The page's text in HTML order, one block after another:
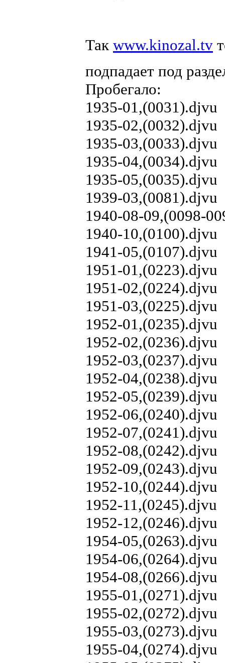
Так www.kinozal.tv
подпадает под
Пробегало:
1935-01,(0031).djvu
1935-02,(0032).djvu
1935-03,(0033).djvu
1935-04,(0034).djvu
1935-05,(0035).djvu
1939-03,(0081).djvu
1940-08-09,(0098-
1940-10,(0100).djvu
1941-05,(0107).djvu
1951-01,(0223).djvu
1951-02,(0224).djvu
1951-03,(0225).djvu
1952-01,(0235).djvu
1952-02,(0236).djvu
1952-03,(0237).djvu
1952-04,(0238).djvu
1952-05,(0239).djvu
1952-06,(0240).djvu
1952-07,(0241).djvu
1952-08,(0242).djvu
1952-09,(0243).djvu
1952-10,(0244).djvu
1952-11,(0245).djvu
1952-12,(0246).djvu
1954-05,(0263).djvu
1954-06,(0264).djvu
1954-08,(0266).djvu
1955-01,(0271).djvu
1955-02,(0272).djvu
1955-03,(0273).djvu
1955-04,(0274).djvu